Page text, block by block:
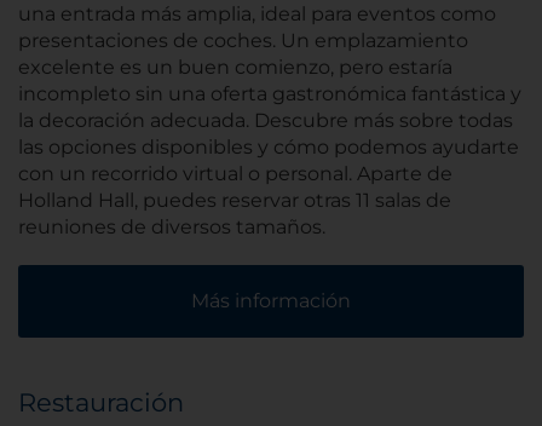
una entrada más amplia, ideal para eventos como
presentaciones de coches. Un emplazamiento
excelente es un buen comienzo, pero estaría
incompleto sin una oferta gastronómica fantástica y
la decoración adecuada. Descubre más sobre todas
las opciones disponibles y cómo podemos ayudarte
con un recorrido virtual o personal. Aparte de
Holland Hall, puedes reservar otras 11 salas de
reuniones de diversos tamaños.
Más información
Restauración